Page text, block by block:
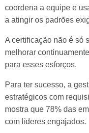
coordena a equipe e
a atingir os padrões
A certificação não é só
melhorar
para esses esforços.
Para ter sucesso, a
estratégicos com
mostra que 78% das
com líderes engajados.